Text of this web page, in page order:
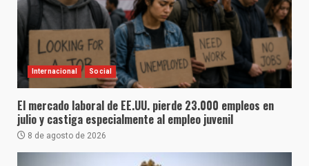
Internacional Social
El mercado laboral de EE.UU. pierde 23.000 empleos en
julio y castiga especialmente al empleo juvenil
8 de agosto de 2026